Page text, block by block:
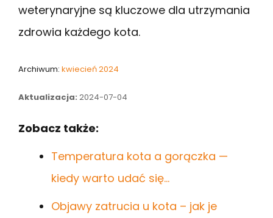
weterynaryjne są kluczowe dla utrzymania
zdrowia każdego kota.
Archiwum: kwiecień 2024
Aktualizacja: 2024-07-04
Zobacz także:
Temperatura kota a gorączka —
kiedy warto udać się…
Objawy zatrucia u kota – jak je